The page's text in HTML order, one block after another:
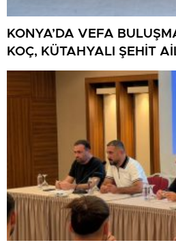
KONYA’DA VEFA
KOÇ, KÜTAHYALI ŞEHİT
GAZİLERİ AĞIRLADI